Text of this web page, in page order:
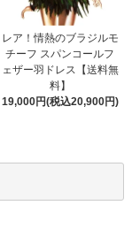
レア！情熱のブラジルモ
チーフ スパンコールフ
ェザー羽ドレス【送料無
料】
19,000円(税込20,900円)